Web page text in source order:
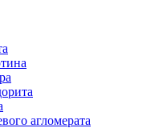
агломерата